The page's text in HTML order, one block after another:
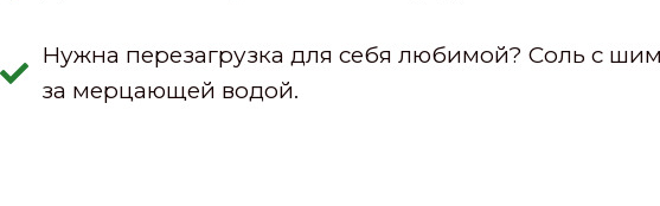
Нужна перезагрузка для себя любимой? Соль с
за мерцающей водой.